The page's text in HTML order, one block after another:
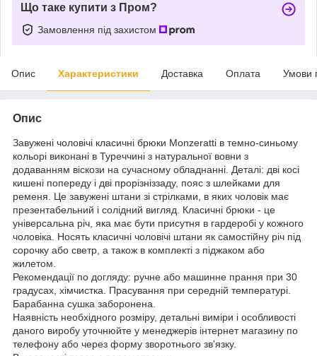
Що таке купити з Пром?
Замовлення під захистом
Опис Характеристики Доставка Оплата Умови
Опис
Завужені чоловічі класичні брюки Monzeratti в темно-синьому
кольорі виконані в Туреччині з натуральної вовни з
додаванням віскози на сучасному обладнанні. Деталі: дві косі
кишені попереду і дві прорізніззаду, пояс з шлейками для
ременя. Це завужені штани зі стрілками, в яких чоловік має
презентабельний і солідний вигляд. Класичні брюки - це
універсальна річ, яка має бути присутня в гардеробі у кожного
чоловіка. Носять класичні чоловічі штани як самостійну річ під
сорочку або светр, а також в комплекті з піджаком або
жилетом.
Рекомендації по догляду: ручне або машинне прання при 30
градусах, хімчистка. Прасування при середній температурі.
Барабанна сушка заборонена.
Наявність необхідного розміру, детальні виміри і особливості
даного виробу уточнюйте у менеджерів інтернет магазину по
телефону або через форму зворотнього зв'язку.